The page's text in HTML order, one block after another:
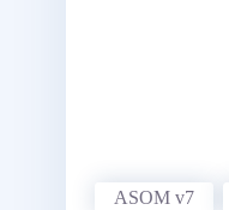
ASOM v7